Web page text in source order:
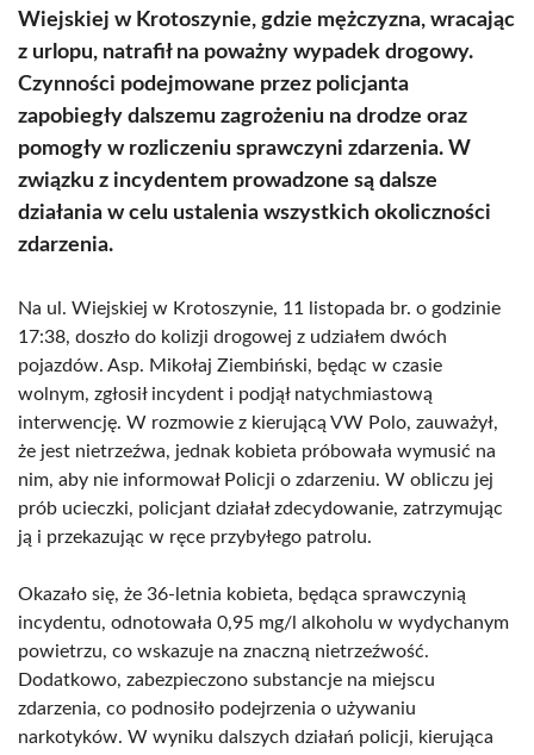
Wiejskiej w Krotoszynie, gdzie mężczyzna, wracając
z urlopu, natrafił na poważny wypadek drogowy.
Czynności podejmowane przez policjanta
zapobiegły dalszemu zagrożeniu na drodze oraz
pomogły w rozliczeniu sprawczyni zdarzenia. W
związku z incydentem prowadzone są dalsze
działania w celu ustalenia wszystkich okoliczności
zdarzenia.
Na ul. Wiejskiej w Krotoszynie, 11 listopada br. o godzinie
17:38, doszło do kolizji drogowej z udziałem dwóch
pojazdów. Asp. Mikołaj Ziembiński, będąc w czasie
wolnym, zgłosił incydent i podjął natychmiastową
interwencję. W rozmowie z kierującą VW Polo, zauważył,
że jest nietrzeźwa, jednak kobieta próbowała wymusić na
nim, aby nie informował Policji o zdarzeniu. W obliczu jej
prób ucieczki, policjant działał zdecydowanie, zatrzymując
ją i przekazując w ręce przybyłego patrolu.
Okazało się, że 36-letnia kobieta, będąca sprawczynią
incydentu, odnotowała 0,95 mg/l alkoholu w wydychanym
powietrzu, co wskazuje na znaczną nietrzeźwość.
Dodatkowo, zabezpieczono substancje na miejscu
zdarzenia, co podnosiło podejrzenia o używaniu
narkotyków. W wyniku dalszych działań policji, kierująca